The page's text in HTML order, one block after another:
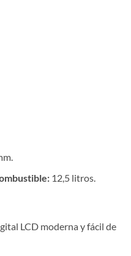
12,5 litros.
LCD moderna y fácil de